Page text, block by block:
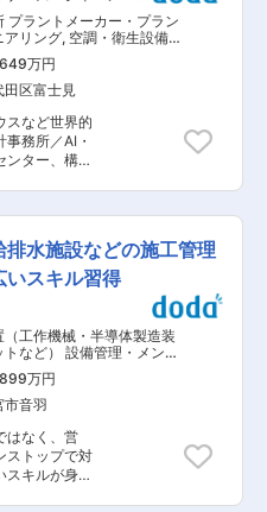
、地元の企
さらには海外
業です。
設立された
点と茨城
陣と距離が
なる成長に向
企業HP
す。 ※配属
部門長として
および現場
、2018年6月
ル、学校、病
、管工事、
さらには冷熱
て新エネルギ
ータルエンジ
地域社会の発
るよう精進し
、地元の企
さらには海外
です。
設立された
点と茨城
陣と距離が
る成長に向
企業HP
プラントメーカー・プラン
アリング, 空調・衛生設備
防・防災設備
649万円
田区富士見
スなど世界的
務所／AI・
ンター、構想
内外のテク
設計、エン
担当します。
メンバーとも
準と日本の法
す。 ■業
の構想〜基本
で、空調・冷
します。 日
書、図面、
社内の建
ティ各分野
の調整、申
ュー、デザイ
、担当パッケ
リード支援も
排水施設などの施工管理
いスキル習得
（工作機械・半導体製造装
など） 設備管理・メンテ
施工管理（空調・衛生設
衛生設備
899万円
市音羽
はなく、営
ストップで対
スキルが身に